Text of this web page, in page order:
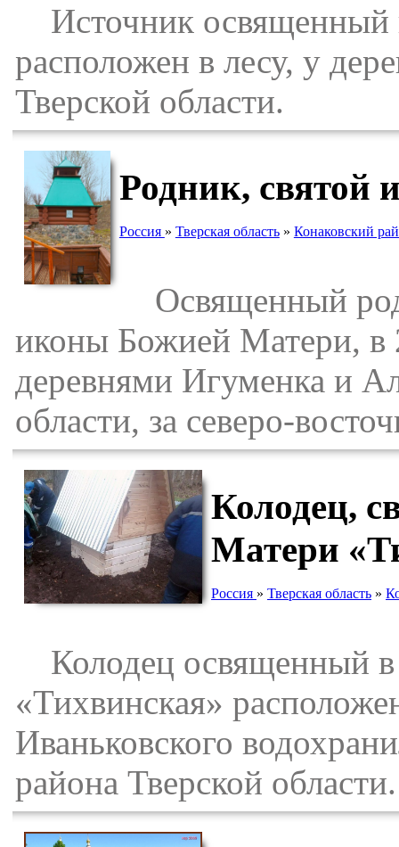
Источник освященный
расположен в лесу, у
Тверской области.
Родник, святой
Россия » Тверская область» Конаковский
Освященный
иконы Божией Матери, в
деревнями Игуменка и
области, за северо-
Колодец,
Матери
Россия » Тверская область »
Колодец освященный
«Тихвинская»
Иваньковского
района Тверской области.